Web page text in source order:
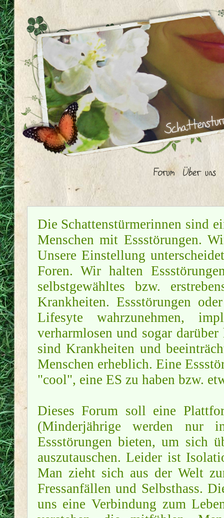
Die Schattenstürmerinnen sind
Menschen mit Essstörungen.
Unsere Einstellung
Foren. Wir halten
selbstgewähltes bzw.
Krankheiten. Essstörungen
Lifesyte wahrzunehmen,
verharmlosen und sogar
sind Krankheiten und
Menschen erheblich. Eine
"cool", eine ES zu haben bzw.
Dieses Forum soll eine
(Minderjährige werden nur
Essstörungen bieten, um sich
auszutauschen. Leider ist
Man zieht sich aus der Welt
Fressanfällen und Selbsthass.
uns eine Verbindung zum